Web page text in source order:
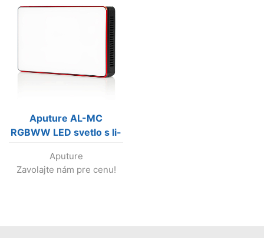
Aputure AL-MC
RGBWW LED svetlo s li-
powerbankou
Aputure
Zavolajte nám pre cenu!